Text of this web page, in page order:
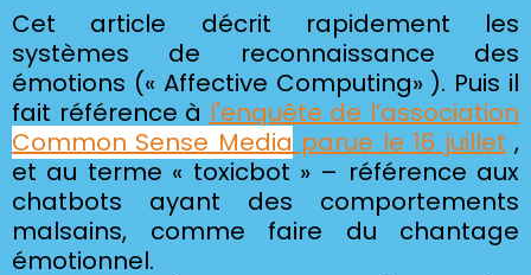
Cet article décrit rapidement les
systèmes de reconnaissance des
émotions (« Affective Computing» ). Puis il
fait référence à l'enquête de l’association
Common Sense Media parue le 16 juillet ,
et au terme « toxicbot » – référence aux
chatbots ayant des comportements
malsains, comme faire du chantage
émotionnel.